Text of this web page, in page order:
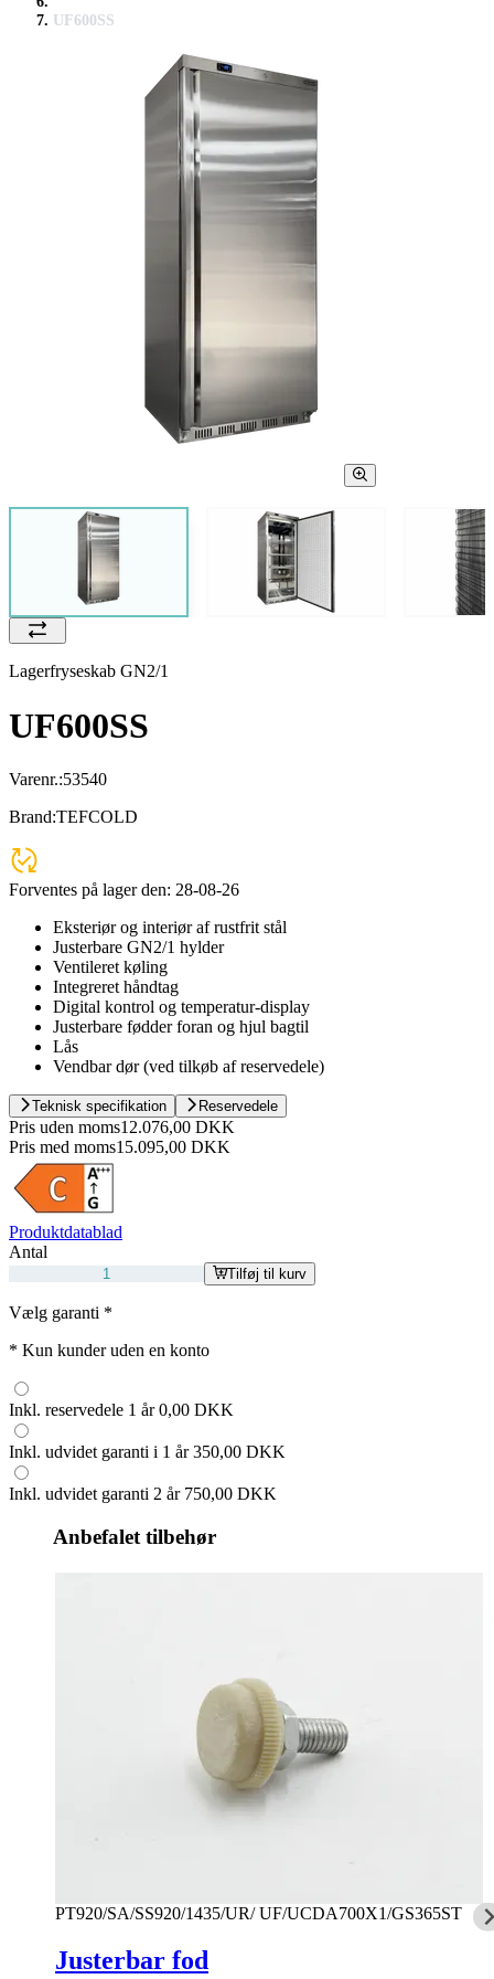
UF600SS
Lagerfryseskab GN2/1
UF600SS
Varenr.:53540
Brand:TEFCOLD
Forventes på lager den: 28-08-26
Eksteriør og interiør af rustfrit stål
Justerbare GN2/1 hylder
Ventileret køling
Integreret håndtag
Digital kontrol og temperatur-display
Justerbare fødder foran og hjul bagtil
Lås
Vendbar dør (ved tilkøb af reservedele)
Teknisk specifikation Reservedele
Pris uden moms12.076,00 DKK
Pris med moms15.095,00 DKK
Produktdatablad
Antal
Tilføj til kurv
Vælg garanti *
* Kun kunder uden en konto
Inkl. reservedele 1 år0,00 DKK
Inkl. udvidet garanti i 1 år350,00 DKK
Inkl. udvidet garanti 2 år 750,00 DKK
Anbefalet tilbehør
PT920/SA/SS920/1435/UR/ UF/UCDA700X1/GS365ST
Justerbar fod